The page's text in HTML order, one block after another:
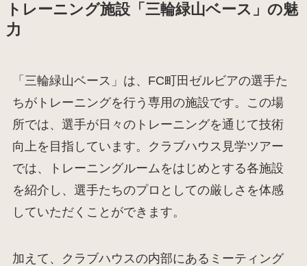
トレーニング施設「三輪緑山ベース」の魅
力
「三輪緑山ベース」は、FC町田ゼルビアの選手た
ちがトレーニングを行う専用の施設です。この場
所では、選手が日々のトレーニングを通じて技術
向上を目指しています。クラブハウス見学ツアー
では、トレーニングルームをはじめとする各施設
を紹介し、選手たちのプロとしての厳しさを体感
していただくことができます。
加えて、クラブハウスの内部にあるミーティング